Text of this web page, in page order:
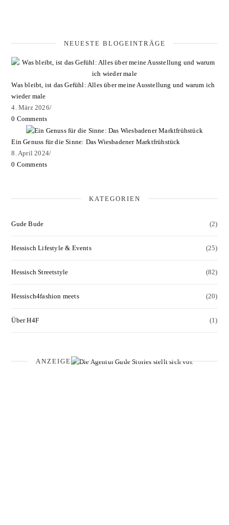
NEUESTE BLOGEINTRÄGE
Was bleibt, ist das Gefühl: Alles über meine Ausstellung und warum ich
wieder male
4. März 2026/
0 Comments
Ein Genuss für die Sinne: Das Wiesbadener Marktfrühstück
8. April 2024/
0 Comments
KATEGORIEN
Gude Bude (2)
Hessisch Lifestyle & Events (25)
Hessisch Streetstyle (82)
Hessisch4fashion meets (20)
Über H4F (1)
ANZEIGE